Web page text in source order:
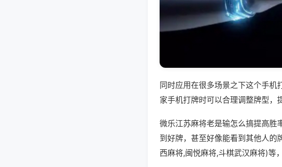
同时应用在很多场景之下这个手机
家手机打牌时可以合理调整牌型，
微乐江苏麻将老是输怎么搞提高胜
到好牌，甚至好像能看到其他人的
西麻将,闽悦麻将,斗棋武汉麻将)等